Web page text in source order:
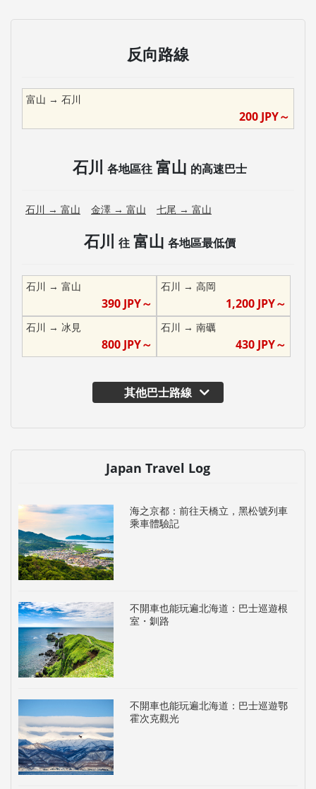
反向路線
富山 → 石川
200 JPY～
石川 各地區往 富山 的高速巴士
石川 → 富山 金澤 → 富山 七尾 → 富山
石川 往 富山 各地區最低價
石川 → 富山
390JPY～
石川 → 高岡
1,200 JPY～
石川 → 冰見
800JPY～
石川 → 南礪
430 JPY～
其他巴士路線
Japan Travel Log
海之京都：前往天橋立，黑松號列車
乘車體驗記
不開車也能玩遍北海道：巴士巡遊根
室・釧路
不開車也能玩遍北海道：巴士巡遊鄂
霍次克觀光